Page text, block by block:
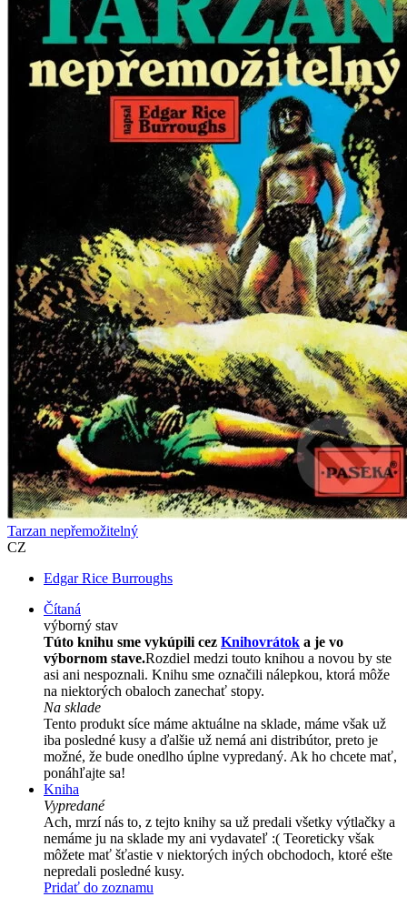
Tarzan nepřemožitelný
CZ
Edgar Rice Burroughs
Čítaná
výborný stav
Túto knihu sme vykúpili cez Knihovrátok a je vo
výbornom stave.Rozdiel medzi touto knihou a novou by ste
asi ani nespoznali. Knihu sme označili nálepkou, ktorá môže
na niektorých obaloch zanechať stopy.
Na sklade
Tento produkt síce máme aktuálne na sklade, máme však už
iba posledné kusy a ďalšie už nemá ani distribútor, preto je
možné, že bude onedlho úplne vypredaný. Ak ho chcete mať,
ponáhľajte sa!
Kniha
Vypredané
Ach, mrzí nás to, z tejto knihy sa už predali všetky výtlačky a
nemáme ju na sklade my ani vydavateľ :( Teoreticky však
môžete mať šťastie v niektorých iných obchodoch, ktoré ešte
nepredali posledné kusy.
Pridať do zoznamu